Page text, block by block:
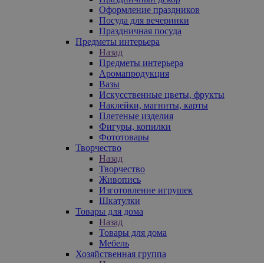
Оформление праздников
Посуда для вечеринки
Праздничная посуда
Предметы интерьера
Назад
Предметы интерьера
Аромапродукция
Вазы
Искусственные цветы, фрукты
Наклейки, магниты, карты
Плетеные изделия
Фигуры, копилки
Фототовары
Творчество
Назад
Творчество
Живопись
Изготовление игрушек
Шкатулки
Товары для дома
Назад
Товары для дома
Мебель
Хозяйственная группа